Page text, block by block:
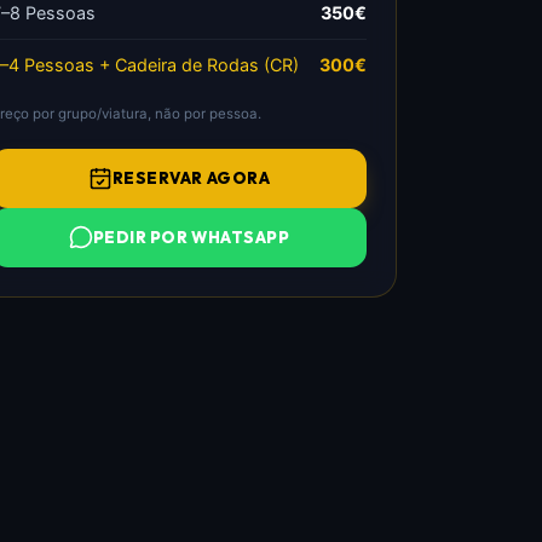
Pessoas 350€
Pessoas + Cadeira de Rodas (CR) 300€
por grupo/viatura, não por pessoa.
RESERVAR AGORA
PEDIR POR WHATSAPP